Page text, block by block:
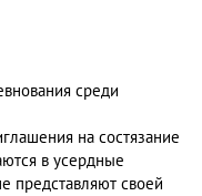
среди
на состязание
в усердные
представляют своей